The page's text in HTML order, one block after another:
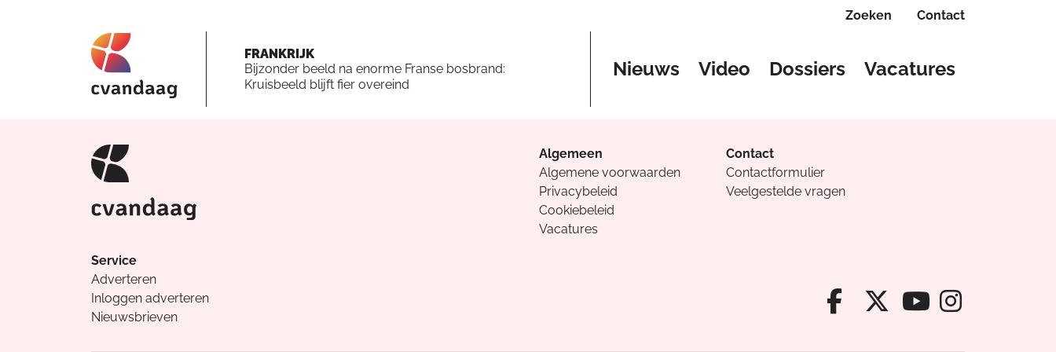
Zoeken Contact
FRANKRIJK
Bijzonder beeld na enorme Franse bosbrand:
Kruisbeeld blijft fier overeind
Nieuws Video Dossiers Vacatures
Algemeen
Algemene voorwaarden
Privacybeleid
Cookiebeleid
Vacatures
Contact
Contactformulier
Veelgestelde vragen
Service
Adverteren
Inloggen adverteren
Nieuwsbrieven
Facebook van
X van